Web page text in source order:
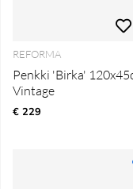
REFORMA
Penkki 'Birka'
Vintage
€ 229